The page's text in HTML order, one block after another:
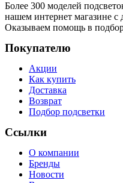
Более 300 моделей
нашем интернет магазине с
Оказываем помощь в
Покупателю
Акции
Как купить
Доставка
Возврат
Подбор подсветки
Ссылки
О компании
Бренды
Новости